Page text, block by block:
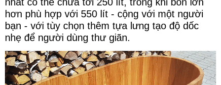
hơn phù hợp với 550 lít - cộng với một người
bạn - với tùy chọn thêm tựa lưng tạo độ dốc
nhẹ để người dùng thư giãn.